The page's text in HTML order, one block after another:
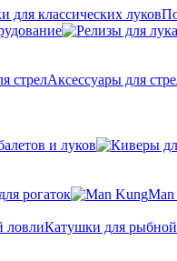
Аксессуары для
и луков
рогаток
Катушки для